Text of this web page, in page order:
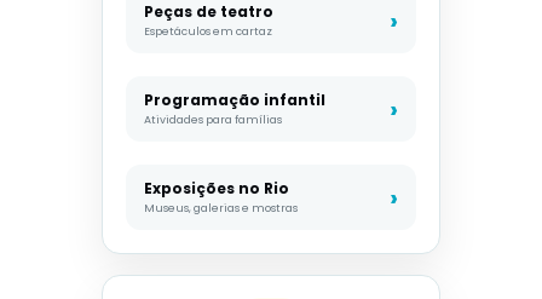
Peças de teatro
Espetáculos em cartaz
Programação infantil
Atividades para famílias
Exposições no Rio
Museus, galerias e mostras